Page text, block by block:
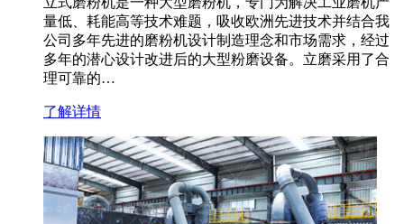
量低、耗能高等技术难题，吸收欧洲先进技术并结合我
公司多年先进的磨粉机设计制造理念和市场需求，经过
多年的潜心设计改进后的大型粉磨设备。立磨采用了合
理可靠的…
了解详情